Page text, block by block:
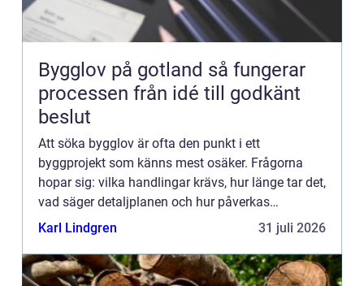
Bygglov på gotland så fungerar
processen från idé till godkänt
beslut
Att söka bygglov är ofta den punkt i ett
byggprojekt som känns mest osäker. Frågorna
hopar sig: vilka handlingar krävs, hur länge tar det,
vad säger detaljplanen och hur påverkas
tidsplanen? På Gotland tillkommer dessutom
Karl Lindgren 31 juli 2026